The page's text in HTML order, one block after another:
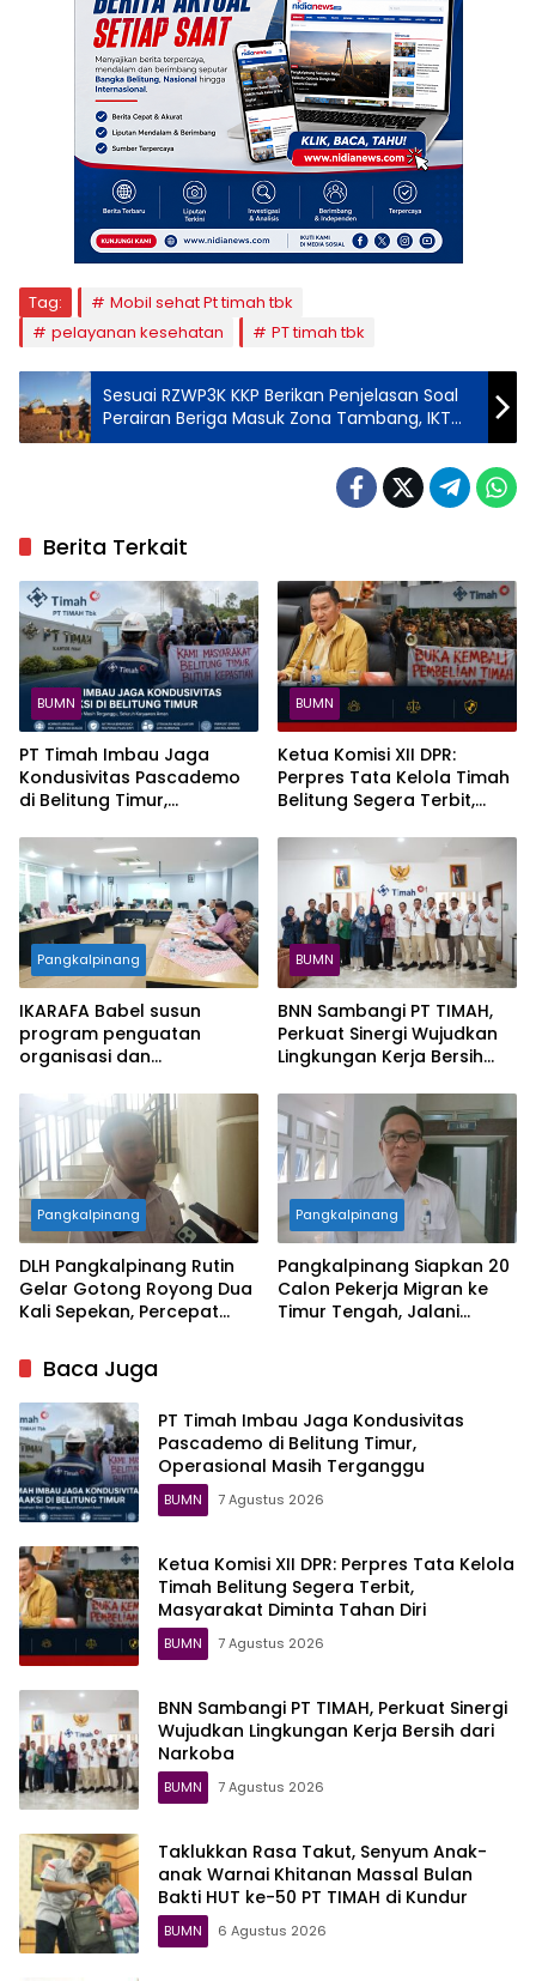
Tag:
Mobil sehat Pt timah tbk
pelayanan kesehatan
PT timah tbk
Sesuai RZWP3K KKP Berikan Penjelasan Soal
Perairan Beriga Masuk Zona Tambang, IKT
Berharap Semua Pihak Memahami
Berita Terkait
BUMN
PT Timah Imbau Jaga
Kondusivitas Pascademo
di Belitung Timur,
Terganggu
BUMN
Ketua Komisi XII DPR:
Perpres Tata Kelola Timah
Belitung Segera Terbit,
Diri
Pangkalpinang
IKARAFA Babel susun
program penguatan
organisasi dan
BUMN
BNN Sambangi PT TIMAH,
Perkuat Sinergi Wujudkan
Lingkungan Kerja Bersih
Pangkalpinang
DLH Pangkalpinang Rutin
Gelar Gotong Royong Dua
Kali Sepekan, Percepat
Pangkalpinang
Pangkalpinang Siapkan 20
Calon Pekerja Migran ke
Timur Tengah, Jalani
Baca Juga
PT Timah Imbau Jaga Kondusivitas
Pascademo di Belitung Timur,
Operasional Masih Terganggu
BUMN 7 Agustus 2026
Ketua Komisi XII DPR: Perpres Tata Kelola
Timah Belitung Segera Terbit,
Masyarakat Diminta Tahan Diri
BUMN 7 Agustus 2026
BNN Sambangi PT TIMAH, Perkuat Sinergi
Wujudkan Lingkungan Kerja Bersih dari
Narkoba
BUMN 7 Agustus 2026
Taklukkan Rasa Takut, Senyum Anak-
anak Warnai Khitanan Massal Bulan
Bakti HUT ke-50 PT TIMAH di Kundur
BUMN 6 Agustus 2026